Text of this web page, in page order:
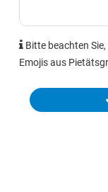
Bitte beachten
Emojis aus